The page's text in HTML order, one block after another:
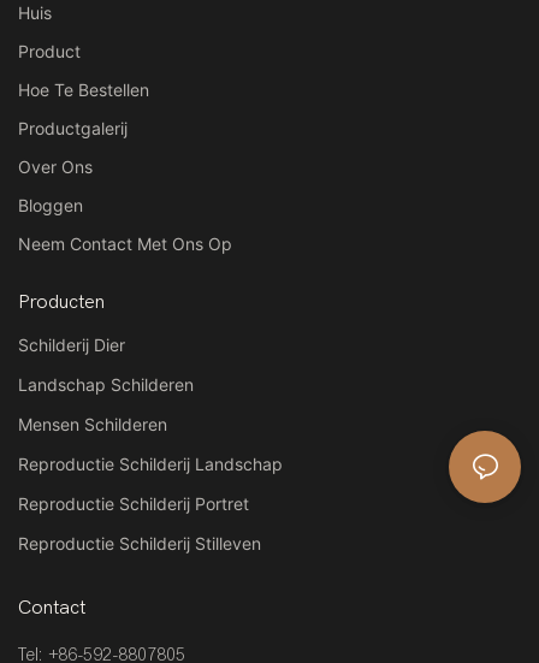
Huis
Product
Hoe Te Bestellen
Productgalerij
Over Ons
Bloggen
Neem Contact Met Ons Op
Producten
Schilderij Dier
Landschap Schilderen
Mensen Schilderen
Reproductie Schilderij Landschap
Reproductie Schilderij Portret
Reproductie Schilderij Stilleven
Contact
Tel: +86-592-8807805